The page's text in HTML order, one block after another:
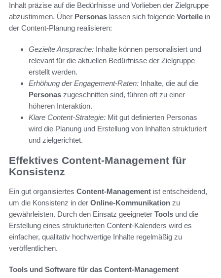
Inhalt präzise auf die Bedürfnisse und Vorlieben der Zielgruppe
abzustimmen. Über Personas lassen sich folgende Vorteile in
der Content-Planung realisieren:
Gezielte Ansprache: Inhalte können personalisiert und
relevant für die aktuellen Bedürfnisse der Zielgruppe
erstellt werden.
Erhöhung der Engagement-Raten: Inhalte, die auf die
Personas zugeschnitten sind, führen oft zu einer
höheren Interaktion.
Klare Content-Strategie: Mit gut definierten Personas
wird die Planung und Erstellung von Inhalten strukturiert
und zielgerichtet.
Effektives Content-Management für
Konsistenz
Ein gut organisiertes Content-Management ist entscheidend,
um die Konsistenz in der Online-Kommunikation zu
gewährleisten. Durch den Einsatz geeigneter Tools und die
Erstellung eines strukturierten Content-Kalenders wird es
einfacher, qualitativ hochwertige Inhalte regelmäßig zu
veröffentlichen.
Tools und Software für das Content-Management